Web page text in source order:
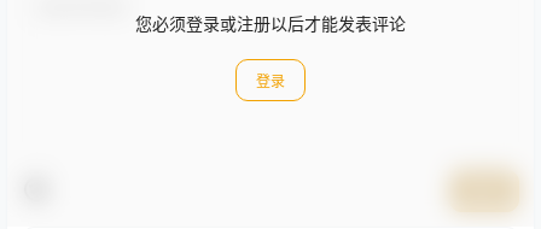
您必须登录或注册以后才能发表评论
登录